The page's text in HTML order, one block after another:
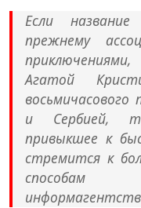
Если
прежнему
Агатой
и Сербией,
привыкшее к
стремится к
способам